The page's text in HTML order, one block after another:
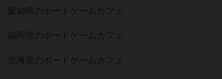
愛知県のボードゲームカフェ
福岡県のボードゲームカフェ
北海道のボードゲームカフェ